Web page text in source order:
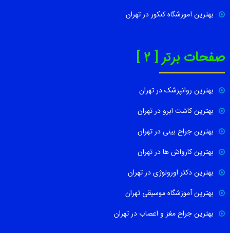
بهترین آموزشگاه کنکور در تهران
صفحات برتر [ 2 ]
بهترین روانپزشک در تهران
بهترین کاشت ابرو در تهران
بهترین جراح بینی در تهران
بهترین کارواش ها در تهران
بهترین دکتر اورولوژی در تهران
بهترین آموزشگاه موسیقی تهران
بهترین جراح مغز و اعصاب در تهران